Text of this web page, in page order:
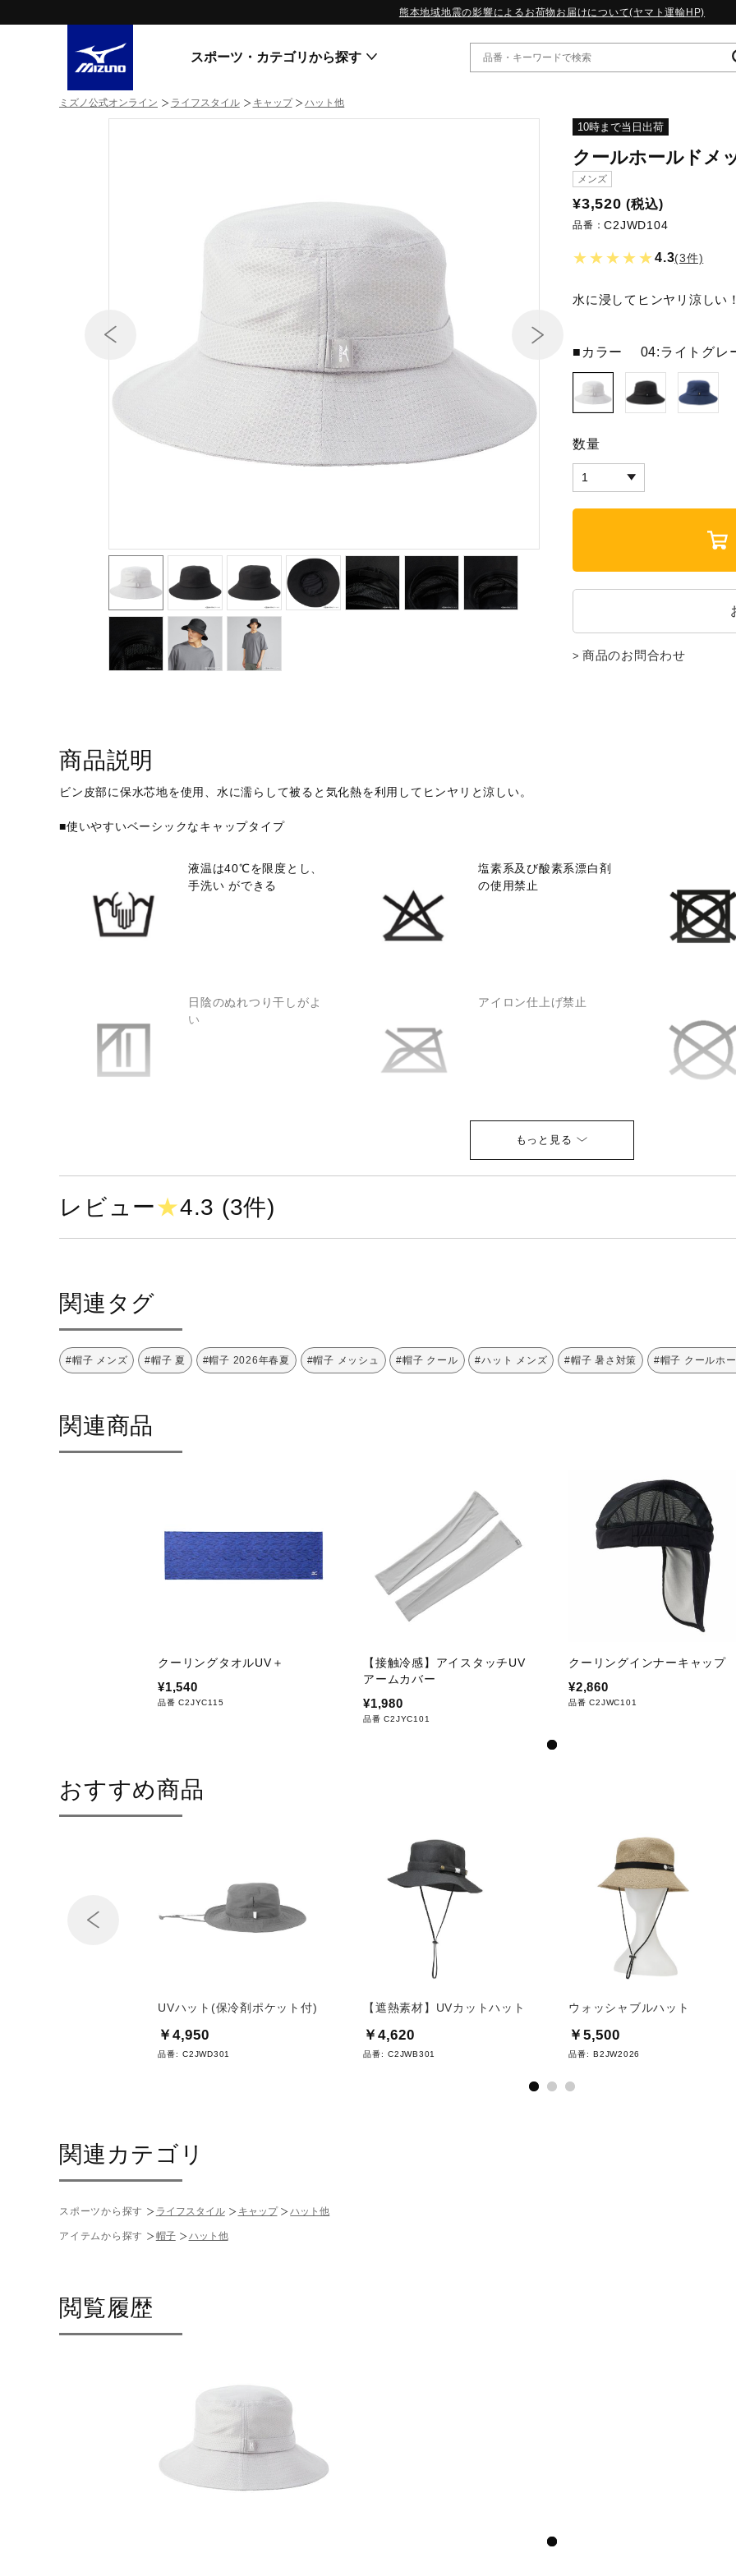
熊本地域地震の影響によるお荷物お届けについて(ヤマト運輸HP)
スポーツ・カテゴリから探す
スニーカー
テニス／ソフトテニス
バドミントン
ウィンタースポーツ
ワーキング
ライフスタイルグッズ
サポーター
ジュニア／キッズ
コラボ／ライセンス
セール
MORELIA LS
ゴアテックス
コラボレーション
その他シリーズ
W.PROPHECY1｜特集
WP MAGIC MITA｜特集
WP STRAP｜特集
スペシャルカラーパック｜特集
WP STRAP 2｜特集
マーガレット・ハウエル｜特集
KICKS & ECHO｜特集
スニーカー商品をすべて見る
ミズノ公式オンライン ライフスタイル キャップ ハット他
10時まで当日出荷
クールホールドメ
メンズ
¥3,520 (税込)
品番：C2JWD104
★★★★★4.3(3件)
水に浸してヒンヤリ涼しい
■カラー 04:ライトグレ
数量
商品のお問合わせ
商品説明
ビン皮部に保水芯地を使用、水に濡らして被ると気化熱を利用してヒンヤリと涼しい。
■使いやすいベーシックなキャップタイプ
液温は40℃を限度とし、
手洗い ができる
塩素系及び酸素系漂白剤
の使用禁止
日陰のぬれつり干しがよ
い
アイロン仕上げ禁止
09：ブラック
14：ネイビー
原産国
発売シーズン
レビュー★4.3 (3件)
関連タグ
#帽子 メンズ #帽子 夏 #帽子 2026年春夏 #帽子 メッシュ #帽子 クール #ハット メンズ #帽子 暑さ対策 #帽子 クールホ
関連商品
クーリングタオルUV＋
¥1,540
品番 C2JYC115
【接触冷感】アイスタッチUV
アームカバー
¥1,980
品番 C2JYC101
クーリングインナーキャップ
¥2,860
品番 C2JWC101
おすすめ商品
UVハット(保冷剤ポケット付)
￥4,950
品番: C2JWD301
【遮熱素材】UVカットハット
￥4,620
品番: C2JWB301
ウォッシャブルハット
￥5,500
品番: B2JW2026
関連カテゴリ
スポーツから探す ライフスタイル キャップ ハット他
アイテムから探す 帽子 ハット他
閲覧履歴